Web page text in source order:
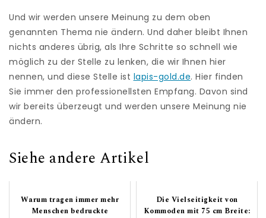
Und wir werden unsere Meinung zu dem oben
genannten Thema nie ändern. Und daher bleibt Ihnen
nichts anderes übrig, als Ihre Schritte so schnell wie
möglich zu der Stelle zu lenken, die wir Ihnen hier
nennen, und diese Stelle ist lapis-gold.de. Hier finden
Sie immer den professionellsten Empfang. Davon sind
wir bereits überzeugt und werden unsere Meinung nie
ändern.
Siehe andere Artikel
Warum tragen immer mehr
Menschen bedruckte
Die Vielseitigkeit von
Kommoden mit 75 cm Breite: